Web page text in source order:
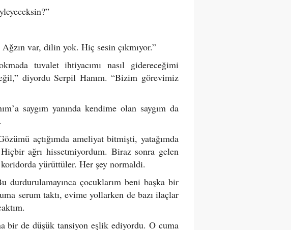
var, dilin yok. Hiç sesin çıkmıyor.”
tuvalet ihtiyacımı nasıl gidereceğimi
diyordu Serpil Hanım. “Bizim görevimiz
saygım yanında kendime olan saygım da
açtığımda ameliyat bitmişti, yatağımda
ağrı hissetmiyordum. Biraz sonra gelen
yürüttüler. Her şey normaldi.
çocuklarım beni başka bir
serum taktı, evime yollarken de bazı ilaçlar
bir de düşük tansiyon eşlik ediyordu. O cuma